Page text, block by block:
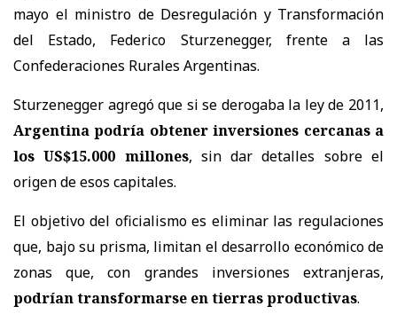
mayo el ministro de Desregulación y Transformación
del Estado, Federico Sturzenegger, frente a las
Confederaciones Rurales Argentinas.
Sturzenegger agregó que si se derogaba la ley de 2011,
Argentina podría obtener inversiones cercanas a
los US$15.000 millones, sin dar detalles sobre el
origen de esos capitales.
El objetivo del oficialismo es eliminar las regulaciones
que, bajo su prisma, limitan el desarrollo económico de
zonas que, con grandes inversiones extranjeras,
podrían transformarse en tierras productivas.